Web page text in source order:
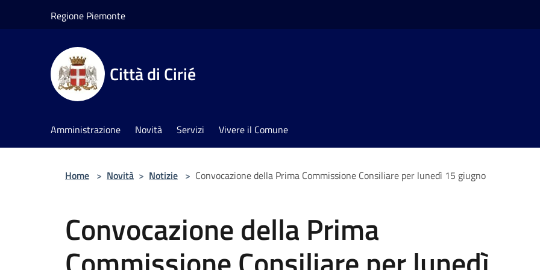
Regione Piemonte
Città di Cirié
Amministrazione Novità Servizi Vivere il Comune
Home > Novità > Notizie > Convocazione della Prima Commissione Consiliare per lunedì 15 giugno
Convocazione della Prima